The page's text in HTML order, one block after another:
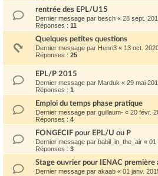
rentrée des EPL/U15
Dernier message par besch « 28 sept.
Réponses : 11
Quelques petites questions
Dernier message par Henri3 « 13 oct.
Réponses : 25
EPL/P 2015
Dernier message par Marduk « 29 mai
Réponses : 1
Emploi du temps phase pratique
Dernier message par guillaum- « 20 févr.
Réponses : 4
FONGECIF pour EPL/U ou P
Dernier message par babil_in_the_air « 01
Réponses : 3
Stage ouvrier pour IENAC première
Dernier message par akaab « 01 janv.